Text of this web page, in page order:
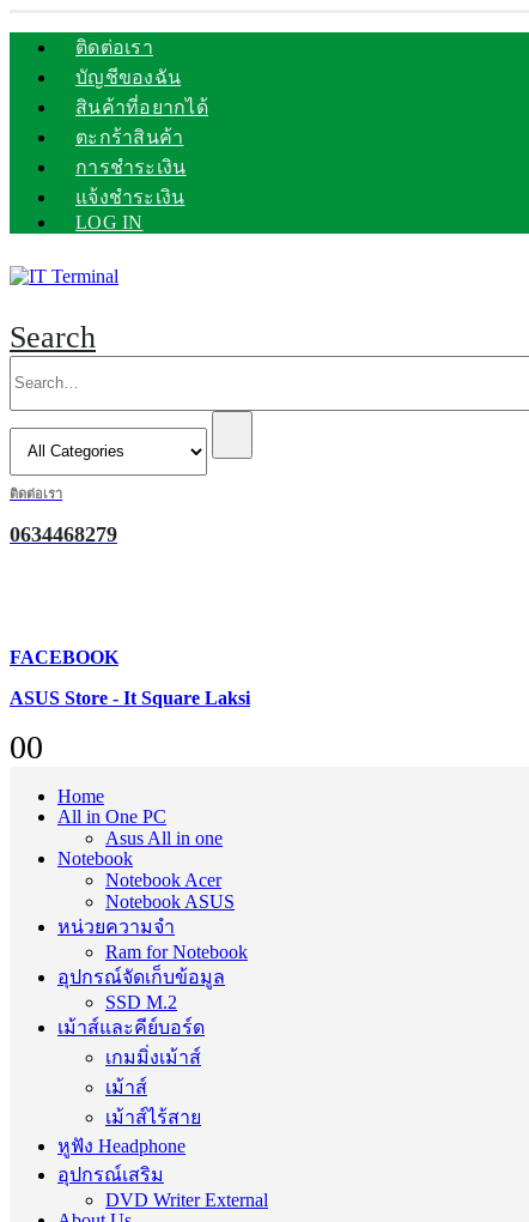
ติดต่อเรา
บัญชีของฉัน
สินค้าที่อยากได้
ตะกร้าสินค้า
การชำระเงิน
แจ้งชำระเงิน
LOG IN
Search
ติดต่อเรา
0634468279
FACEBOOK
ASUS Store - It Square Laksi
00
Home
All in One PC
Asus All in one
Notebook
Notebook Acer
Notebook ASUS
หน่วยความจำ
Ram for Notebook
อุปกรณ์จัดเก็บข้อมูล
SSD M.2
เม้าส์และคีย์บอร์ด
เกมมิ่งเม้าส์
เม้าส์
เม้าส์ไร้สาย
หูฟัง Headphone
อุปกรณ์เสริม
DVD Writer External